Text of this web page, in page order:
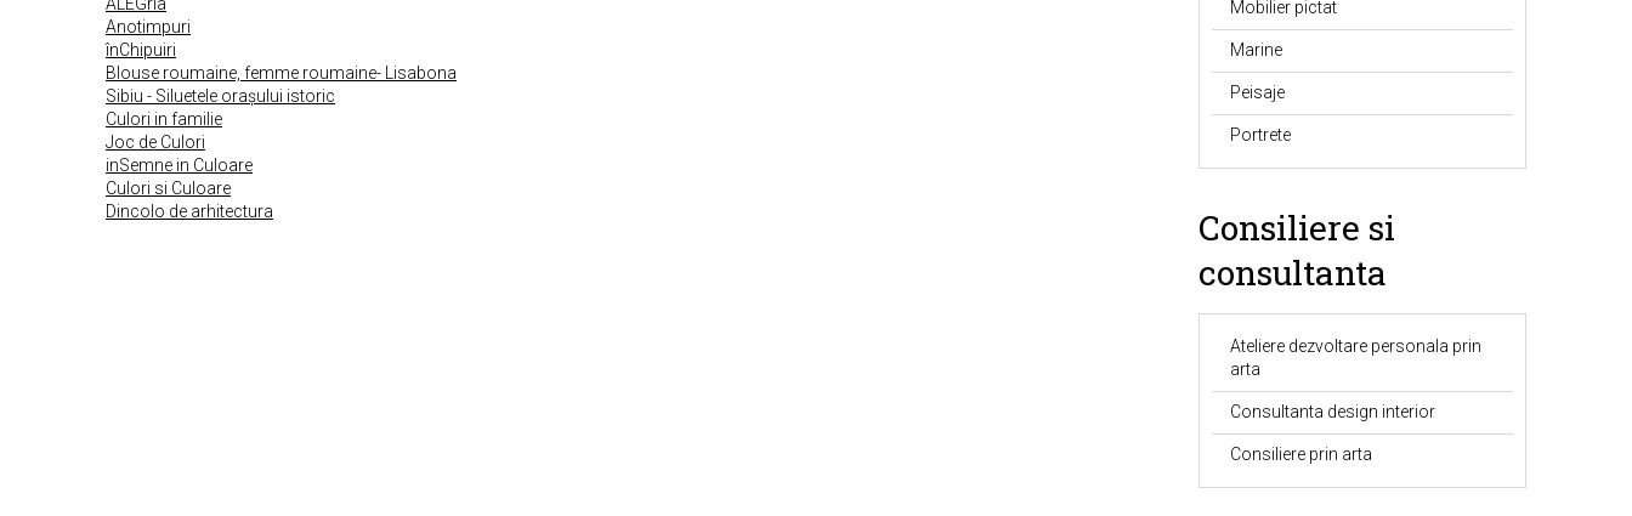
Anotimpuri
înChipuiri
Blouse roumaine, femme roumaine- Lisabona
Sibiu - Siluetele orașului istoric
Culori in familie
Joc de Culori
inSemne in Culoare
Culori si Culoare
Dincolo de arhitectura
Mobilier pictat
Marine
Peisaje
Portrete
Consiliere si
consultanta
Ateliere dezvoltare personala prin
arta
Consultanta design interior
Consiliere prin arta